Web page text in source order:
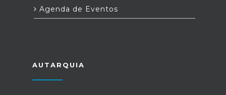
Agenda de Eventos
AUTARQUIA